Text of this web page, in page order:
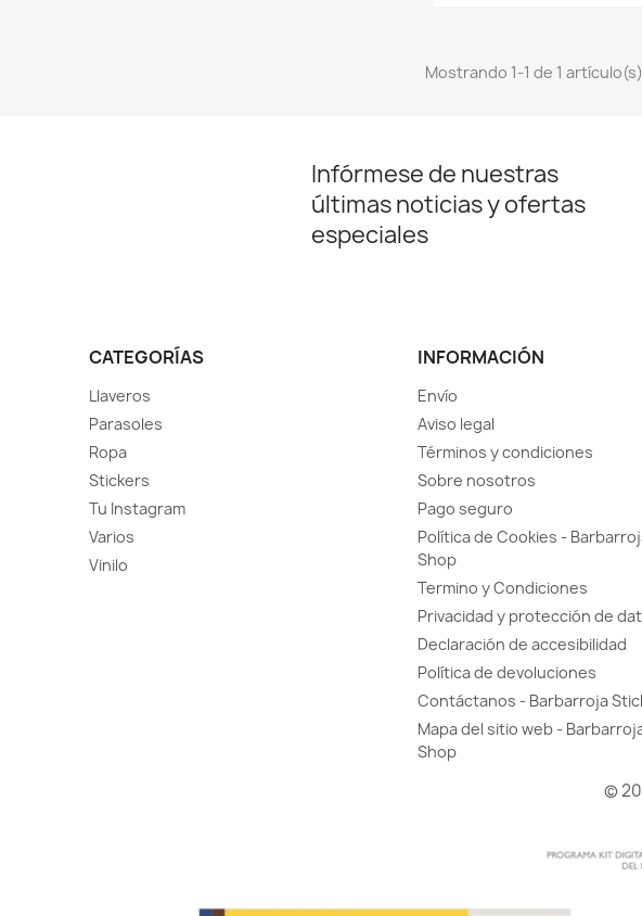
Mostrando 1-1 de 1 artículo(s)
Infórmese de nuestras
últimas noticias y ofertas
especiales
CATEGORÍAS
Llaveros
Parasoles
Ropa
Stickers
Tu Instagram
Varios
Vinilo
INFORMACIÓN
Envío
Aviso legal
Términos y condiciones
Sobre nosotros
Pago seguro
Política de Cookies -
Shop
Termino y Condiciones
Privacidad y protección de
Declaración de accesibilidad
Política de devoluciones
Contáctanos - Barbarroja
Mapa del sitio web -
Shop
©